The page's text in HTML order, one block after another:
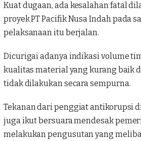
Kuat dugaan, ada kesalahan fatal
proyek PT Pacifik Nusa Indah pada
pelaksanaan itu berjalan.
Dicurigai adanya indikasi volume
kualitas material yang kurang baik
tidak dilakukan secara sempurna.
Tekanan dari penggiat antikorupsi
juga ikut bersuara mendesak
melakukan pengusutan yang